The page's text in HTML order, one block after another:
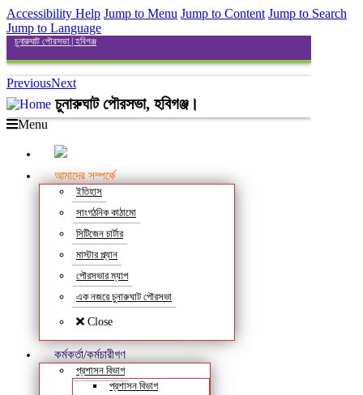
Accessibility Help Jump to Menu Jump to Content Jump to Search
Jump to Language
চুনারুঘাট পৌরসভা | হবিগঞ্জ
PreviousNext
চুনারুঘাট পৌরসভা, হবিগঞ্জ।
Menu
আমাদের সম্পর্কে
ইতিহাস
সাংগঠনিক কাঠামো
সিটিজেন চার্টার
মাস্টার প্ল্যান
পৌরসভার ম্যাপ
এক নজরে চুনারুঘাট পৌরসভা
Close
কর্মকর্তা/কর্মচারীগণ
প্রশাসন বিভাগ
প্রশাসন বিভাগ